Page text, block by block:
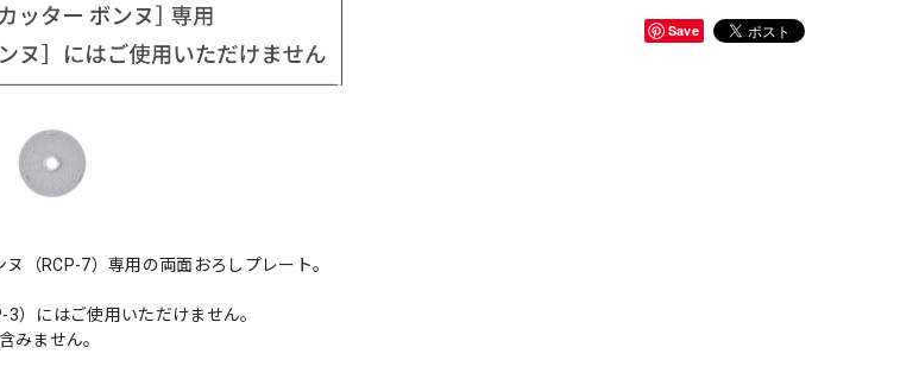
Save
（RCP-7）専用の両面おろしプレート。
）にはご使用いただけません。
みません。